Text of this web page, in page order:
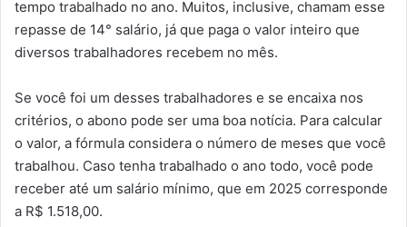
tempo trabalhado no ano. Muitos, inclusive, chamam esse
repasse de 14° salário, já que paga o valor inteiro que
diversos trabalhadores recebem no mês.
Se você foi um desses trabalhadores e se encaixa nos
critérios, o abono pode ser uma boa notícia. Para calcular
o valor, a fórmula considera o número de meses que você
trabalhou. Caso tenha trabalhado o ano todo, você pode
receber até um salário mínimo, que em 2025 corresponde
a R$ 1.518,00.